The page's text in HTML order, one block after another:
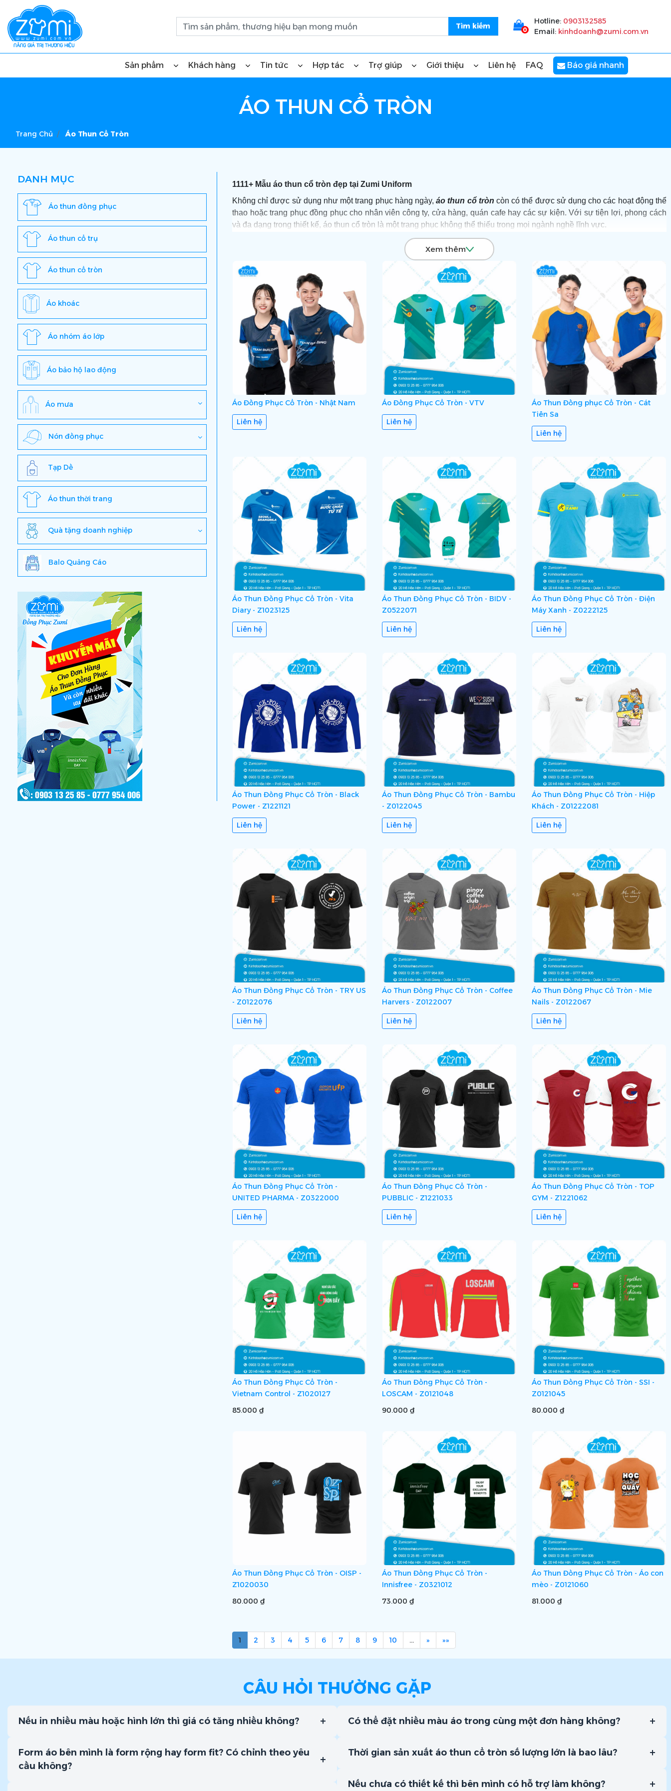
0
Hotline: 0903132585
Email: kinhdoanh@zumi.com.vn
Sản phẩm Khách hàng Tin tức Hợp tác Trợ giúp Giới thiệu Liên hệ FAQ Báo giá nhanh
ÁO THUN CỔ TRÒN
Trang Chủ Áo Thun Cổ Tròn
DANH MỤC
Áo thun đồng phục
Áo thun cổ trụ
Áo thun cổ tròn
Áo khoác
Áo nhóm áo lớp
Áo bảo hộ lao động
Áo mưa
Nón đồng phục
Tạp Dề
Áo thun thời trang
Quà tặng doanh nghiệp
Balo Quảng Cáo
1111+ Mẫu áo thun cổ tròn đẹp tại Zumi Uniform
Không chỉ được sử dụng như một trang phục hàng ngày,áo thun cổ tròn còn có thể được sử dụng cho các hoạt động thể
thao hoặc trang phục đồng phục cho nhân viên công ty, cửa hàng, quán cafe hay các sự kiện. Với sự tiện lợi, phong cách
và đa dạng trong thiết kế, áo thun cổ tròn là một trang phục không thể thiếu trong mọi ngành nghề lĩnh vực.
Để được tư vấn và sở hữu những mẫu áo thun cổ tròn với giá ưu đãi nhất hãy Liên hệ Hotline:
ra giải pháp toàn diện và chuyên nghiệp để giúp quý doanh nghiệp “Nâng Giá Trị Thương Hiệu” và gửi thông điệp trọn vẹn
tới khách hàng.
Xem thêm
Áo Đồng Phục Cổ Tròn - Nhật Nam
Liên hệ
Áo Đồng Phục Cổ Tròn - VTV
Liên hệ
Áo Thun Đồng phục Cổ Tròn - Cát
Tiên Sa
Liên hệ
Áo Thun Đồng Phục Cổ Tròn - Vita
Diary - Z1023125
Liên hệ
Áo Thun Đồng Phục Cổ Tròn - BIDV -
Z0522071
Liên hệ
Áo Thun Đồng Phục Cổ Tròn - Điện
Máy Xanh - Z0222125
Liên hệ
Áo Thun Đồng Phục Cổ Tròn - Black
Power - Z1221121
Liên hệ
Áo Thun Đồng Phục Cổ Tròn - Bambu
- Z0122045
Liên hệ
Áo Thun Đồng Phục Cổ Tròn - Hiệp
Khách - Z01222081
Liên hệ
Áo Thun Đồng Phục Cổ Tròn - TRY US
- Z0122076
Liên hệ
Áo Thun Đồng Phục Cổ Tròn - Coffee
Harvers - Z0122007
Liên hệ
Áo Thun Đồng Phục Cổ Tròn - Mie
Nails - Z0122067
Liên hệ
Áo Thun Đồng Phục Cổ Tròn -
UNITED PHARMA - Z0322000
Liên hệ
Áo Thun Đồng Phục Cổ Tròn -
PUBBLIC - Z1221033
Liên hệ
Áo Thun Đồng Phục Cổ Tròn - TOP
GYM - Z1221062
Liên hệ
Áo Thun Đồng Phục Cổ Tròn -
Vietnam Control - Z1020127
85.000 ₫
Áo Thun Đồng Phục Cổ Tròn -
LOSCAM - Z0121048
90.000 ₫
Áo Thun Đồng Phục Cổ Tròn - SSI -
Z0121045
80.000 ₫
Áo Thun Đồng Phục Cổ Tròn - OISP -
Z1020030
80.000 ₫
Áo Thun Đồng Phục Cổ Tròn -
Innisfree - Z0321012
73.000 ₫
Áo Thun Đồng Phục Cổ Tròn - Áo con
mèo - Z0121060
81.000 ₫
1 2 3 4 5 6 7 8 9 10 … » »»
CÂU HỎI THƯỜNG GẶP
Nếu in nhiều màu hoặc hình lớn thì giá có tăng nhiều không? +
Form áo bên mình là form rộng hay form fit? Có chỉnh theo yêu
cầu không?
+
Có thể đặt nhiều màu áo trong cùng một đơn hàng không? +
Thời gian sản xuất áo thun cổ tròn số lượng lớn là bao lâu? +
Nếu chưa có thiết kế thì bên mình có hỗ trợ làm không? +